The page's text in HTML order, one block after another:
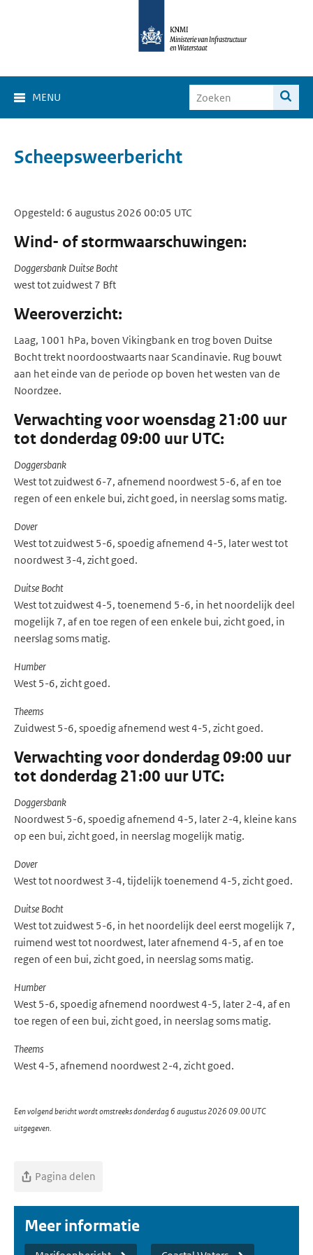
MENU
Scheepsweerbericht
Opgesteld: 6 augustus 2026 00:05 UTC
Wind- of stormwaarschuwingen:
Doggersbank Duitse Bocht
west tot zuidwest 7 Bft
Weeroverzicht:
Laag, 1001 hPa, boven Vikingbank en trog boven Duitse
Bocht trekt noordoostwaarts naar Scandinavie. Rug bouwt
aan het einde van de periode op boven het westen van de
Noordzee.
Verwachting voor woensdag 21:00 uur
tot donderdag 09:00 uur UTC:
Doggersbank
West tot zuidwest 6-7, afnemend noordwest 5-6, af en toe
regen of een enkele bui, zicht goed, in neerslag soms matig.
Dover
West tot zuidwest 5-6, spoedig afnemend 4-5, later west tot
noordwest 3-4, zicht goed.
Duitse Bocht
West tot zuidwest 4-5, toenemend 5-6, in het noordelijk deel
mogelijk 7, af en toe regen of een enkele bui, zicht goed, in
neerslag soms matig.
Humber
West 5-6, zicht goed.
Theems
Zuidwest 5-6, spoedig afnemend west 4-5, zicht goed.
Verwachting voor donderdag 09:00 uur
tot donderdag 21:00 uur UTC:
Doggersbank
Noordwest 5-6, spoedig afnemend 4-5, later 2-4, kleine kans
op een bui, zicht goed, in neerslag mogelijk matig.
Dover
West tot noordwest 3-4, tijdelijk toenemend 4-5, zicht goed.
Duitse Bocht
West tot zuidwest 5-6, in het noordelijk deel eerst mogelijk 7,
ruimend west tot noordwest, later afnemend 4-5, af en toe
regen of een bui, zicht goed, in neerslag soms matig.
Humber
West 5-6, spoedig afnemend noordwest 4-5, later 2-4, af en
toe regen of een bui, zicht goed, in neerslag soms matig.
Theems
West 4-5, afnemend noordwest 2-4, zicht goed.
Een volgend bericht wordt omstreeks donderdag 6 augustus 2026 09.00 UTC
uitgegeven.
Pagina delen
Meer informatie